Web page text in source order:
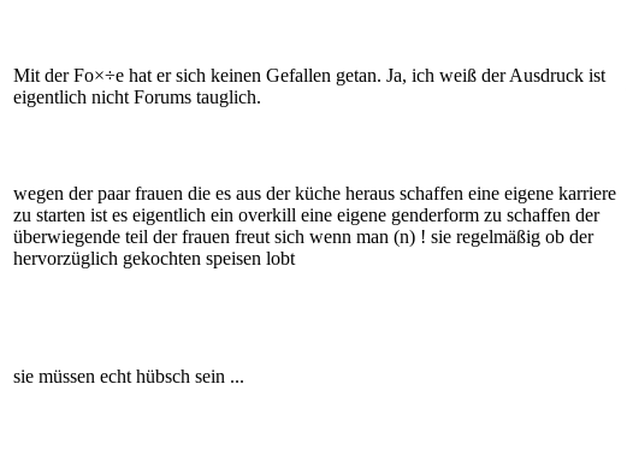
Mit der Fo×÷e hat er sich keinen Gefallen getan. Ja, ich weiß der Ausdruck ist
eigentlich nicht Forums tauglich.
wegen der paar frauen die es aus der küche heraus schaffen eine eigene karriere
zu starten ist es eigentlich ein overkill eine eigene genderform zu schaffen der
überwiegende teil der frauen freut sich wenn man (n) ! sie regelmäßig ob der
hervorzüglich gekochten speisen lobt
sie müssen echt hübsch sein ...